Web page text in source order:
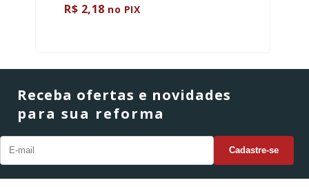
R$ 2,18 no PIX
Receba ofertas e novidades
para sua reforma